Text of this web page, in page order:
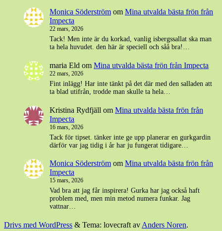
Monica Söderström om Mina utvalda bästa frön från
Impecta
22 mars, 2026
Tack! Men inte är du korkad, vanlig isbergssallat ska man
ta hela huvudet. den här är speciell och såå bra!…
maria Eld om Mina utvalda bästa frön från Impecta
22 mars, 2026
Fint inlägg! Har inte tänkt på det där med den salladen att
ta blad utifrån, trodde man skulle ta hela…
Kristina Rydfjäll om Mina utvalda bästa frön från
Impecta
16 mars, 2026
Tack för tipset. tänker inte ge upp planerar en gurkgardin
därför var jag tidig i år har ju fungerat tidigare…
Monica Söderström om Mina utvalda bästa frön från
Impecta
15 mars, 2026
Vad bra att jag får inspirera! Gurka har jag också haft
problem med, men min metod numera funkar. Jag
vattnar…
Drivs med WordPress & Tema: lovecraft av Anders Noren.